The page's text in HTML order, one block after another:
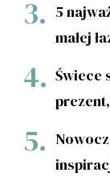
5
małej
Świece